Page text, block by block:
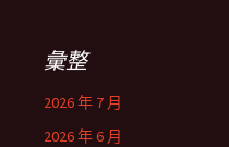
彙整
2026 年 7 月
2026 年 6 月